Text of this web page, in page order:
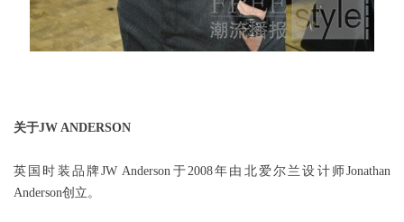
关于JW ANDERSON
英国时装品牌JW Anderson于2008年由北爱尔兰设计师Jonathan
Anderson创立。